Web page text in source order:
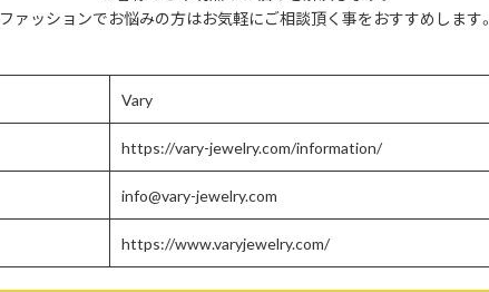
ファッションでお悩みの方はお気軽にご相談頂く事をおすすめします。
Vary
https://vary-jewelry.com/information/
info@vary-jewelry.com
https://www.varyjewelry.com/